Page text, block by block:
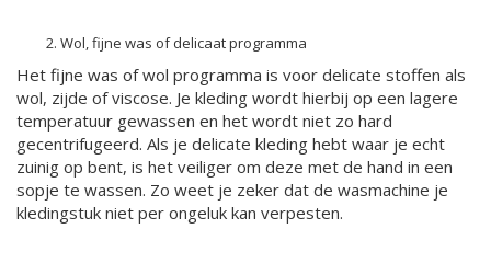
Wol, fijne was of delicaat programma
Het fijne was of wol programma is voor delicate stoffen als
wol, zijde of viscose. Je kleding wordt hierbij op een lagere
temperatuur gewassen en het wordt niet zo hard
gecentrifugeerd. Als je delicate kleding hebt waar je echt
zuinig op bent, is het veiliger om deze met de hand in een
sopje te wassen. Zo weet je zeker dat de wasmachine je
kledingstuk niet per ongeluk kan verpesten.